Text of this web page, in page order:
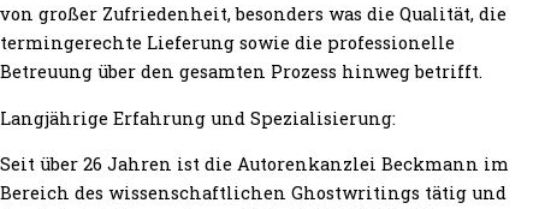
von großer Zufriedenheit, besonders was die Qualität, die
termingerechte Lieferung sowie die professionelle
Betreuung über den gesamten Prozess hinweg betrifft.
Langjährige Erfahrung und Spezialisierung:
Seit über 26 Jahren ist die Autorenkanzlei Beckmann im
Bereich des wissenschaftlichen Ghostwritings tätig und